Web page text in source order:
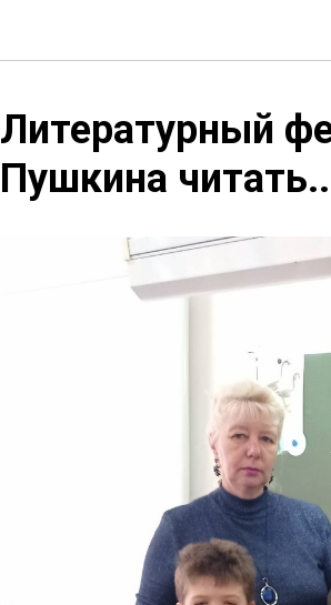
Литературный
Пушкина